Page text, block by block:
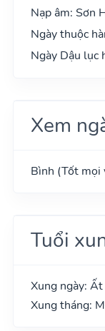
Nạp âm: Sơn
Ngày thuộc
Ngày Dậu lục
Xem
Bình (Tốt mọi
Tuổi
Xung ngày:
Xung tháng: